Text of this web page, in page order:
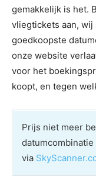
gemakkelijk is het.
vliegtickets aan, wij
goedkoopste
onze website
voor het
koopt, en tegen
Prijs niet meer
via